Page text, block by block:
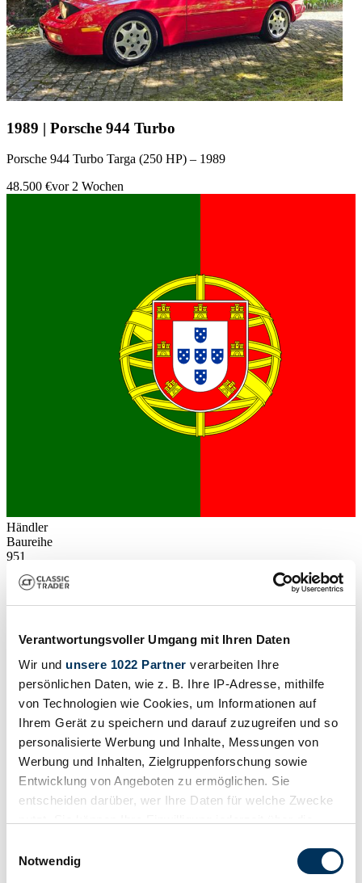
Verantwortungsvoller Umgang mit Ihren Daten
Wir und unsere 1022 Partner verarbeiten Ihre
persönlichen Daten, wie z. B. Ihre IP-Adresse, mithilfe
von Technologien wie Cookies, um Informationen auf
Ihrem Gerät zu speichern und darauf zuzugreifen und so
personalisierte Werbung und Inhalte, Messungen von
Werbung und Inhalten, Zielgruppenforschung sowie
Entwicklung von Angeboten zu ermöglichen. Sie
entscheiden darüber, wer Ihre Daten für welche Zwecke
Trigger Symbol ändern oder widerrufen
Notwendig
1989 | Porsche 944 Turbo
Porsche 944 Turbo Targa (250 HP) – 1989
48.500 €vor 2 Wochen
Händler
Baureihe
951
Karosserieform
Coupé
184 / 250